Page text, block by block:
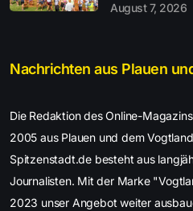
August 7, 2026
Nachrichten aus Plauen
Die Redaktion des Online-
2005 aus Plauen und dem
Spitzenstadt.de besteht aus
Journalisten. Mit der Marke
2023 unser Angebot weiter